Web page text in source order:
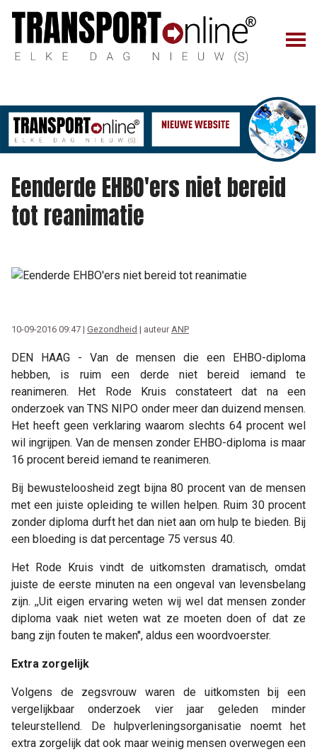
Eenderde EHBO'ers niet bereid
tot reanimatie
10-09-2016 09:47 | Gezondheid | auteur ANP
DEN HAAG - Van de mensen die een EHBO-diploma
hebben, is ruim een derde niet bereid iemand te
reanimeren. Het Rode Kruis constateert dat na een
onderzoek van TNS NIPO onder meer dan duizend mensen.
Het heeft geen verklaring waarom slechts 64 procent wel
wil ingrijpen. Van de mensen zonder EHBO-diploma is maar
16 procent bereid iemand te reanimeren.
Bij bewusteloosheid zegt bijna 80 procent van de mensen
met een juiste opleiding te willen helpen. Ruim 30 procent
zonder diploma durft het dan niet aan om hulp te bieden. Bij
een bloeding is dat percentage 75 versus 40.
Het Rode Kruis vindt de uitkomsten dramatisch, omdat
juiste de eerste minuten na een ongeval van levensbelang
zijn. ,,Uit eigen ervaring weten wij wel dat mensen zonder
diploma vaak niet weten wat ze moeten doen of dat ze
bang zijn fouten te maken'', aldus een woordvoerster.
Extra zorgelijk
Volgens de zegsvrouw waren de uitkomsten bij een
vergelijkbaar onderzoek vier jaar geleden minder
teleurstellend. De hulpverleningsorganisatie noemt het
extra zorgelijk dat ook maar weinig mensen overwegen een